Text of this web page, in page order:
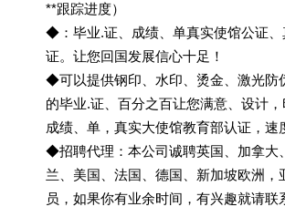
**跟踪进度）
◆：毕业.证、成绩、单真实使馆公证、
证。让您回国发展信心十足！
◆可以提供钢印、水印、烫金、激光防
的毕业.证、百分之百让您满意、设计，
成绩、单，真实大使馆教育部认证，速
◆招聘代理：本公司诚聘英国、加拿大
兰、美国、法国、德国、新加坡欧洲，
员，如果你有业余时间，有兴趣就请联